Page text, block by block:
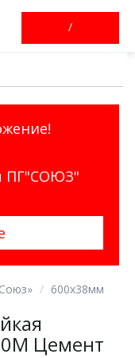
/
ПГ"СОЮЗ"
600х38мм
Цемент